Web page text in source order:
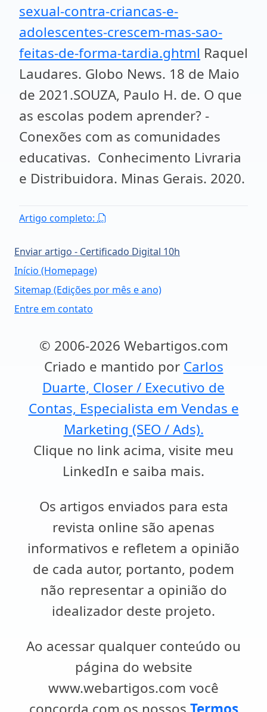
sexual-contra-criancas-e-
adolescentes-crescem-mas-sao-
feitas-de-forma-tardia.ghtml Raquel
Laudares. Globo News. 18 de Maio
de 2021.SOUZA, Paulo H. de. O que
as escolas podem aprender? -
Conexões com as comunidades
educativas. Conhecimento Livraria
e Distribuidora. Minas Gerais. 2020.
Artigo completo:
Enviar artigo - Certificado Digital 10h
Início (Homepage)
Sitemap (Edições por mês e ano)
Entre em contato
© 2006-2026 Webartigos.com
Criado e mantido por Carlos
Duarte, Closer / Executivo de
Contas, Especialista em Vendas e
Marketing (SEO / Ads).
Clique no link acima, visite meu
LinkedIn e saiba mais.
Os artigos enviados para esta
revista online são apenas
informativos e refletem a opinião
de cada autor, portanto, podem
não representar a opinião do
idealizador deste projeto.
Ao acessar qualquer conteúdo ou
página do website
www.webartigos.com você